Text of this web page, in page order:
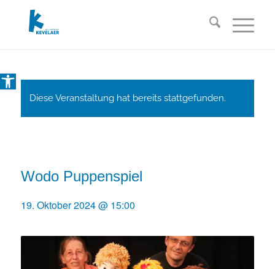
Open toolbar
Diese Veranstaltung hat bereits stattgefunden.
Wodo Puppenspiel
19. Oktober 2024 @ 15:00